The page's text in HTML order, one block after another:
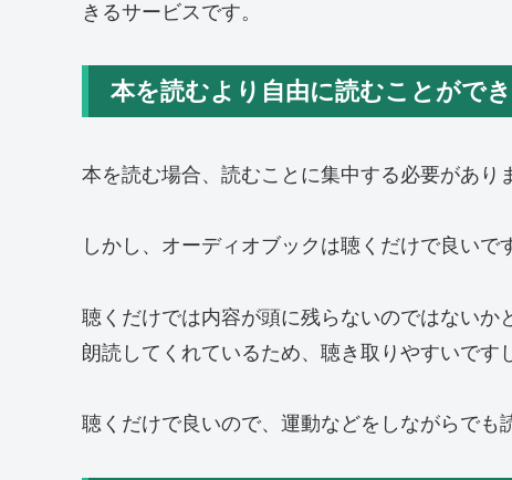
きるサービスです。
本を読むより自由に読むことがで
本を読む場合、読むことに集中する必要があり
しかし、オーディオブックは聴くだけで良いで
聴くだけでは内容が頭に残らないのではない
朗読してくれているため、聴き取りやすいです
聴くだけで良いので、運動などをしながらでも